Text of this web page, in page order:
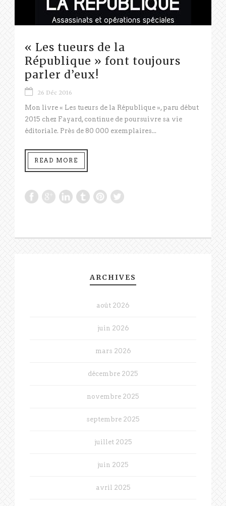
« Les tueurs de la
République » font toujours
parler d’eux!
26 Déc 2016
Mon livre « Les tueurs de la République », paru début
2015 chez Fayard, continue de poursuivre sa vie
éditoriale. Près de 80 000 exemplaires...
READ MORE
ARCHIVES
août 2026
juin 2026
mars 2026
décembre 2025
novembre 2025
septembre 2025
juillet 2025
juin 2025
avril 2025